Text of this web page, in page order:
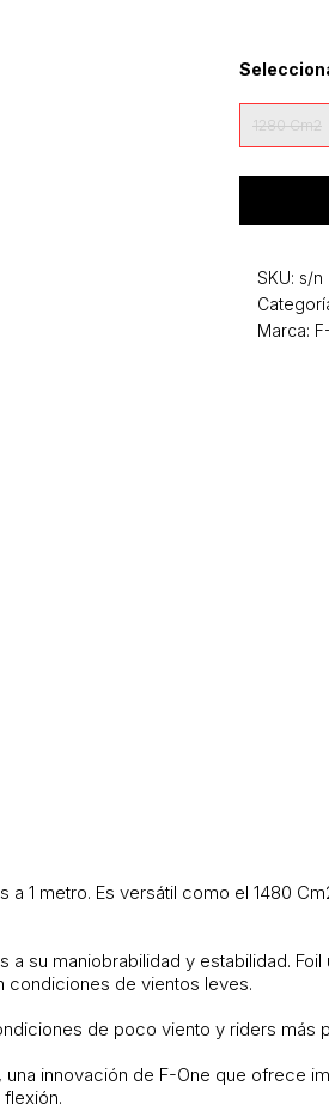
1280 Cm2
SKU: s/n
Marca:
1 metro. Es versátil como el 1480
su maniobrabilidad y estabilidad.
condiciones de vientos leves.
de poco viento y riders más
innovación de F-One que ofrece